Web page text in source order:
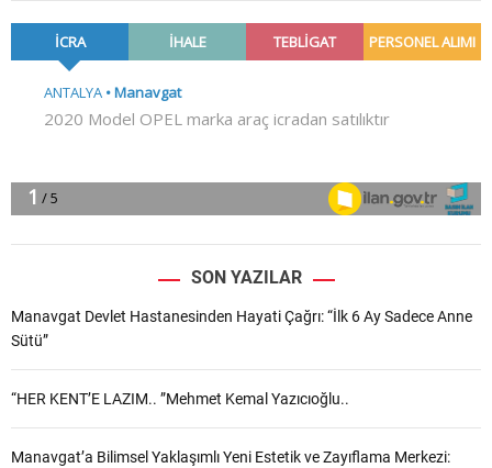
SON YAZILAR
Manavgat Devlet Hastanesinden Hayati Çağrı: “İlk 6 Ay Sadece Anne
Sütü”
“HER KENT’E LAZIM.. ”Mehmet Kemal Yazıcıoğlu..
Manavgat’a Bilimsel Yaklaşımlı Yeni Estetik ve Zayıflama Merkezi: